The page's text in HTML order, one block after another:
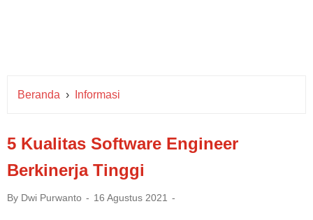
Beranda › Informasi
5 Kualitas Software Engineer
Berkinerja Tinggi
By Dwi Purwanto 16 Agustus 2021